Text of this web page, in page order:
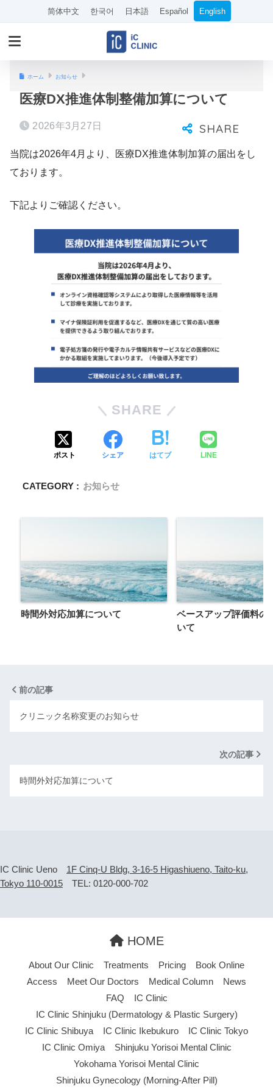
简体中文 한국어 日本語 Español English
ホーム お知らせ
医療DX推進体制整備加算について
2026年3月27日
当院は2026年4月より、医療DX推進体制加算の届出をし
ております。
下記よりご確認ください。
SHARE
ポスト シェア はてブ LINE
CATEGORY : お知らせ
時間外対応加算について
ベースアップ評価料の
いて
前の記事
クリニック名称変更のお知らせ
次の記事
時間外対応加算について
IC Clinic Ueno 1F Cinq-U Bldg, 3-16-5 Higashiueno, Taito-ku,
Tokyo 110-0015 TEL: 0120-000-702
HOME
About Our Clinic Treatments Pricing
Book Online
Access
Meet Our Doctors Medical Column
News
FAQ
IC Clinic
IC Clinic Shinjuku (Dermatology & Plastic Surgery)
IC Clinic Shibuya
IC Clinic Ikebukuro
IC Clinic Tokyo
IC Clinic Omiya
Shinjuku Yorisoi Mental Clinic
Yokohama Yorisoi Mental Clinic
Shinjuku Gynecology (Morning-After Pill)